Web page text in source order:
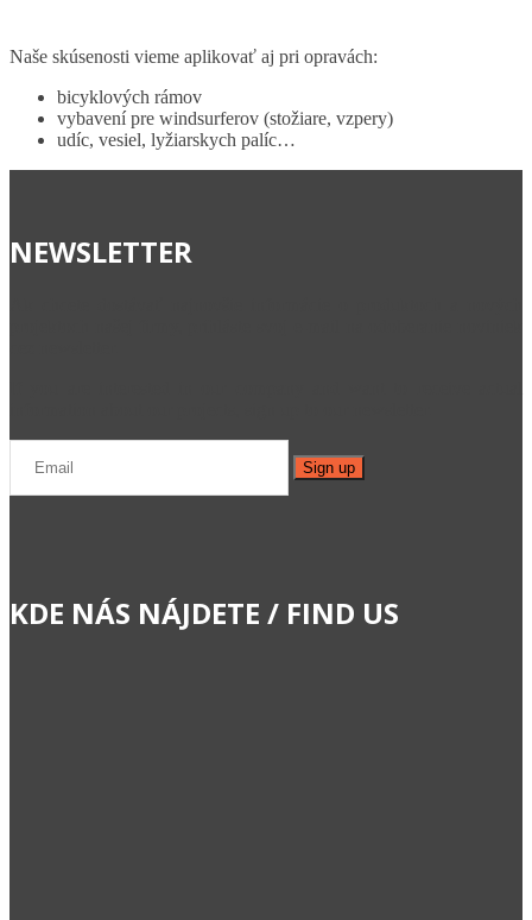
Naše skúsenosti vieme aplikovať aj pri opravách:
bicyklových rámov
vybavení pre windsurferov (stožiare, vzpery)
udíc, vesiel, lyžiarskych palíc…
NEWSLETTER
KDE NÁS NÁJDETE / FIND US